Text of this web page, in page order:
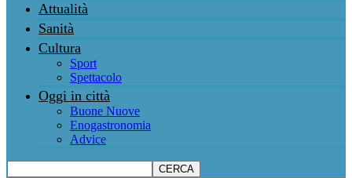
Attualità
Sanità
Cultura
Sport
Spettacolo
Oggi in città
Buone Nuove
Enogastronomia
Advice